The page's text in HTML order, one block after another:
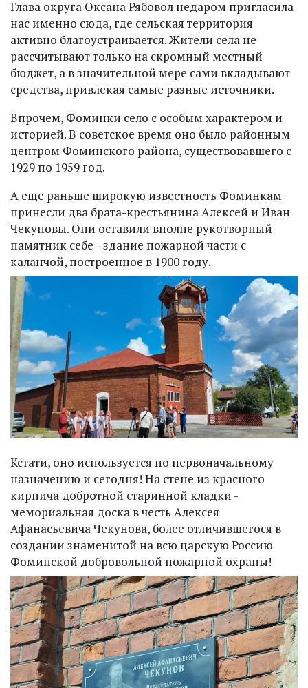
Глава округа Оксана Рябовол недаром пригласила
нас именно сюда, где сельская территория
активно благоустраивается. Жители села не
рассчитывают только на скромный местный
бюджет, а в значительной мере сами вкладывают
средства, привлекая самые разные источники.
Впрочем, Фоминки село с особым характером и
историей. В советское время оно было районным
центром Фоминского района, существовавшего с
1929 по 1959 год.
А еще раньше широкую известность Фоминкам
принесли два брата-крестьянина Алексей и Иван
Чекуновы. Они оставили вполне рукотворный
памятник себе ‑ здание пожарной части с
каланчой, построенное в 1900 году.
Кстати, оно используется по первоначальному
назначению и сегодня! На стене из красного
кирпича добротной старинной кладки -
мемориальная доска в честь Алексея
Афанасьевича Чекунова, более отличившегося в
создании знаменитой на всю царскую Россию
Фоминской добровольной пожарной охраны!